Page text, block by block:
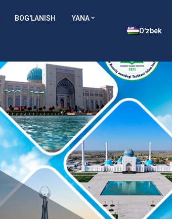
BOG'LANISH YANA
O'zbek